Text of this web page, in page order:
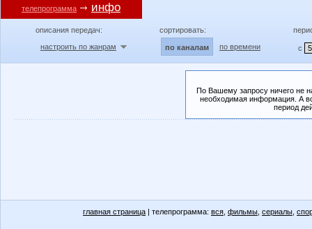
телепрограмма инфо
описания передач:
настроить по жанрам
сортировать:
по каналам по времени с
По Вашему запросу ничего не
необходимая информация. А
период
главная страница | телепрограмма: вся фильмы сериалы